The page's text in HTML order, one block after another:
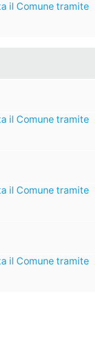
il Comune tramite
il Comune tramite
il Comune tramite
il Comune tramite